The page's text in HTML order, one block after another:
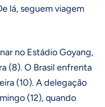
lá, seguem viagem
no Estádio Goyang,
(8). O Brasil enfrenta
(10). A delegação
(12), quando